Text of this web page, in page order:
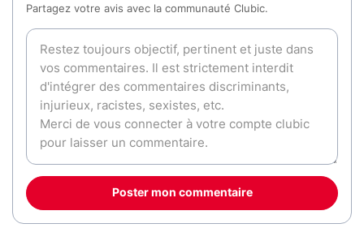
Partagez votre avis avec la communauté Clubic.
Poster mon commentaire